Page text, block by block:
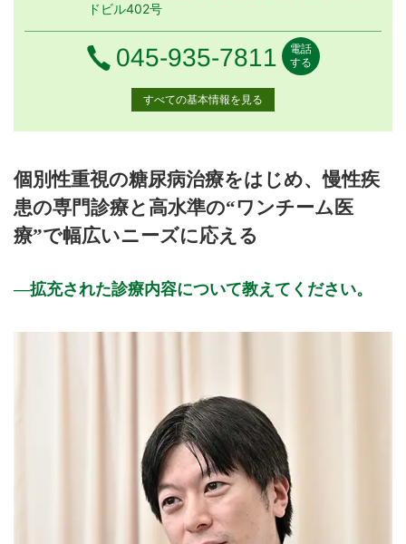
ドビル402号
電話番号
045-935-7811
電話
する
すべての基本情報を見る
9:00～12:00
★ ★ ★ ★ ★
★
14:00～17:00
★ ★ ★ ★ ★
備考: 臨時休診あり
※診療時間や臨時休診・診療内容等について、事前に必ず医療
機関ホームページ、またはお電話にてご確認ください。
>>病院なびで医療機関の詳細を見る
公式HPはこちら
個別性重視の糖尿病治療をはじめ、慢性疾
患の専門診療と高水準の“ワンチーム医
療”で幅広いニーズに応える
拡充された診療内容について教えてください。